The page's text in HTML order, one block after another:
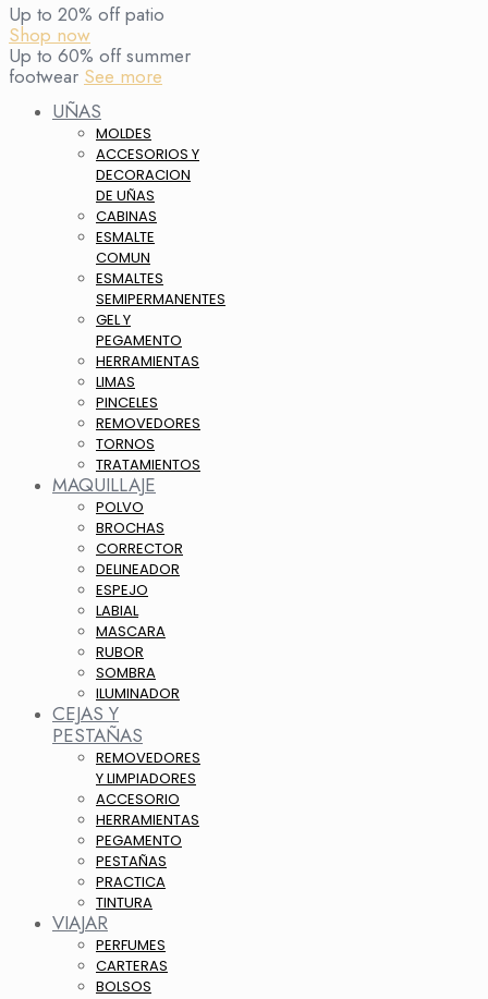
Up to 20% off patio
Shop now
Up to 60% off summer
footwear See more
UÑAS
MOLDES
ACCESORIOS Y
DECORACION
DE UÑAS
CABINAS
ESMALTE
COMUN
ESMALTES
SEMIPERMANENTES
GEL Y
PEGAMENTO
HERRAMIENTAS
LIMAS
PINCELES
REMOVEDORES
TORNOS
TRATAMIENTOS
MAQUILLAJE
POLVO
BROCHAS
CORRECTOR
DELINEADOR
ESPEJO
LABIAL
MASCARA
RUBOR
SOMBRA
ILUMINADOR
CEJAS Y
PESTAÑAS
REMOVEDORES
Y LIMPIADORES
ACCESORIO
HERRAMIENTAS
PEGAMENTO
PESTAÑAS
PRACTICA
TINTURA
VIAJAR
PERFUMES
CARTERAS
BOLSOS